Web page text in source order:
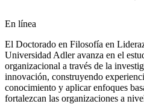
En línea
El Doctorado en Filosofía en
Universidad Adler avanza en el
organizacional a través de la
innovación, construyendo
conocimiento y aplicar enfoques
fortalezcan las organizaciones a